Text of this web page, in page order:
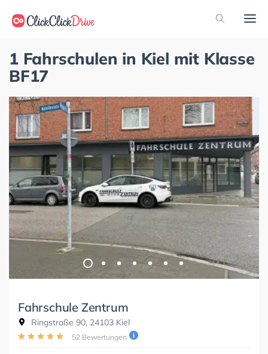
1 Fahrschulen in Kiel mit Klasse
BF17
Fahrschule Zentrum
Ringstraße 90, 24103 Kiel
52 Bewertungen